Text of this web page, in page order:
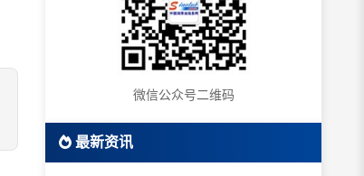
微信公众号二维码
最新资讯